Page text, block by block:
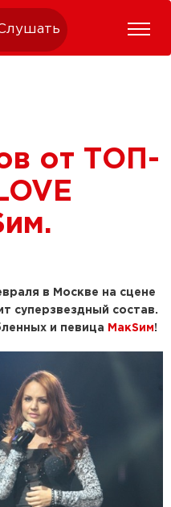
online
от ТОП-
в Москве на сцене
суперзвездный состав.
и певица
МакSим!